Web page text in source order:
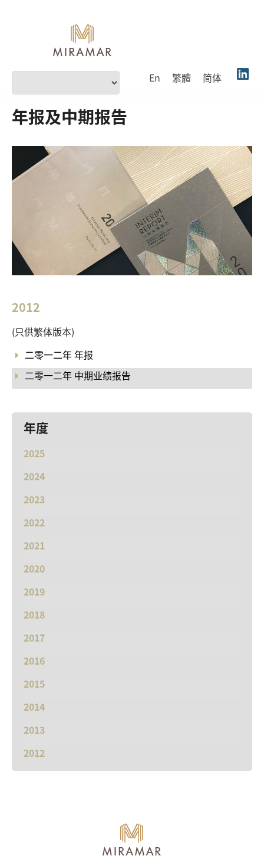
En 繁體 简体
年报及中期报告
2012
(只供繁体版本)
二零一二年 年报
二零一二年 中期业绩报告
年度
2025
2024
2023
2022
2021
2020
2019
2018
2017
2016
2015
2014
2013
2012